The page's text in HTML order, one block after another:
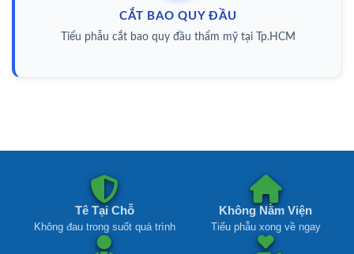
CẮT BAO QUY ĐẦU
Tiểu phẫu cắt bao quy đầu thẩm mỹ tại Tp.HCM
Tê Tại Chỗ
Không đau trong suốt quá trình
Không Nằm Viện
Tiểu phẫu xong về ngay